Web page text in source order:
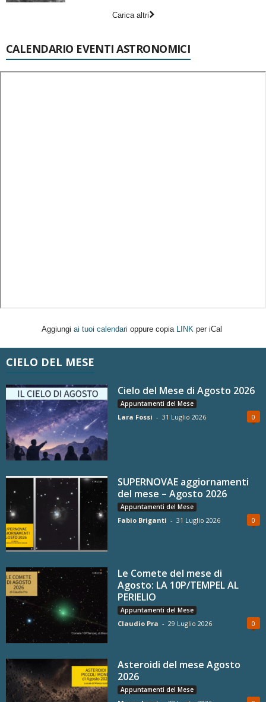
Carica altri
CALENDARIO EVENTI ASTRONOMICI
Aggiungi ai tuoi calendari oppure copia LINK per iCal
CIELO DEL MESE
Cielo del Mese di Agosto 2026
Appuntamenti del Mese
Lara Fossi - 31 Luglio 2026 0
SUPERNOVAE aggiornamenti
del mese – Agosto 2026
Appuntamenti del Mese
Fabio Briganti - 31 Luglio 2026 0
Le Comete del mese di
Agosto: LA 10P/TEMPEL AL
PERIELIO
Appuntamenti del Mese
Claudio Pra - 29 Luglio 2026 0
Asteroidi del mese Agosto
2026
Appuntamenti del Mese